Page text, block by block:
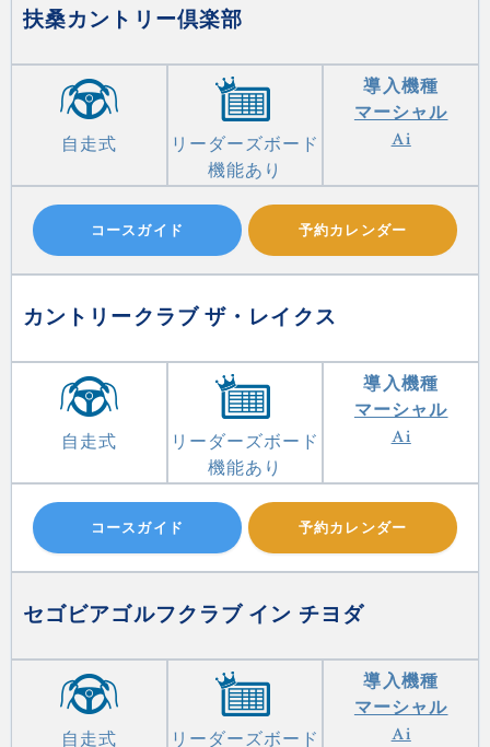
扶桑カントリー倶楽部
自走式
リーダーズボード
機能あり
導入機種
マーシャル
Ai
コースガイド 予約カレンダー
カントリークラブ ザ・レイクス
自走式
リーダーズボード
機能あり
導入機種
マーシャル
Ai
コースガイド 予約カレンダー
セゴビアゴルフクラブ イン チヨダ
自走式 リーダーズボード
導入機種
マーシャル
Ai